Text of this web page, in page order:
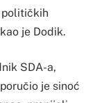
političkih
je Dodik.
SDA-a,
je sinoć